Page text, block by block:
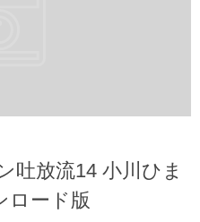
吐放流14 小川ひま
ロード版